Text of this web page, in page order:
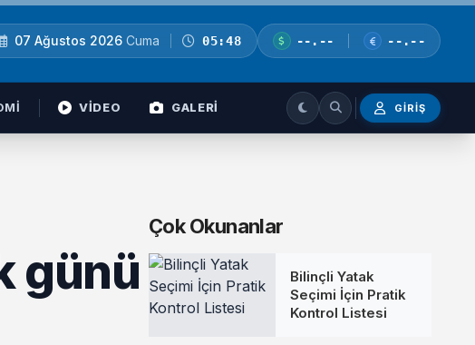
07 Ağustos 2026 Cuma 05:48 --.-- --.--
VİDEO GALERİ GIRIŞ
günü
Çok Okunanlar
Bilinçli Yatak
Seçimi İçin Pratik
Kontrol Listesi